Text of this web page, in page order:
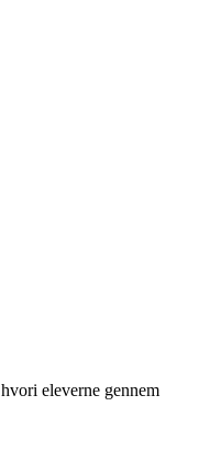
eleverne gennem